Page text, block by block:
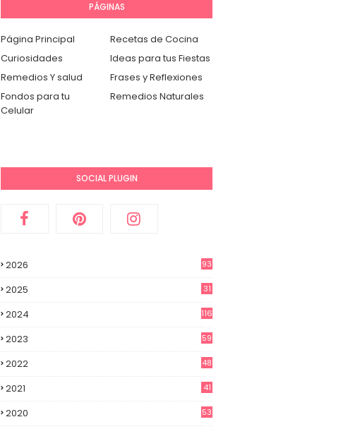
PÁGINAS
Página Principal
Recetas de Cocina
Curiosidades
Ideas para tus Fiestas
Remedios Y salud
Frases y Reflexiones
Fondos para tu
Celular
Remedios Naturales
SOCIAL PLUGIN
2026 93
2025
31
2024
116
2023
59
2022
48
2021
41
2020
53